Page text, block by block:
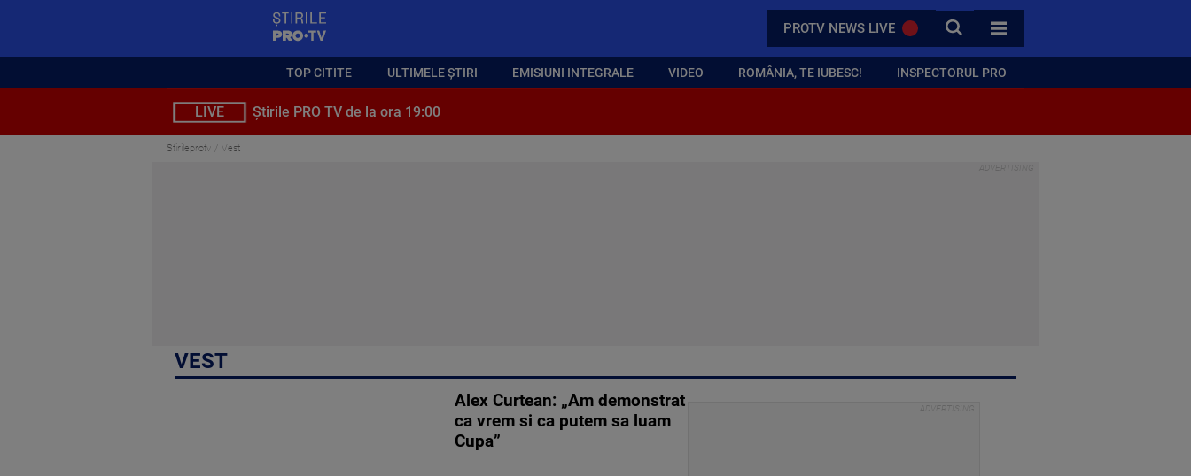
PROTV NEWS LIVE CAUTA
TOATE CATEGORIILE
TOP CITITE ULTIMELE ȘTIRI EMISIUNI INTEGRALE VIDEO ROMÂNIA, TE IUBESC! INSPECTORUL PRO
LIVE Știrile PRO TV de la ora 19:00
Stirileprotv Vest
VEST
Alex Curtean: „Am demonstrat
ca vrem si ca putem sa luam
Cupa”